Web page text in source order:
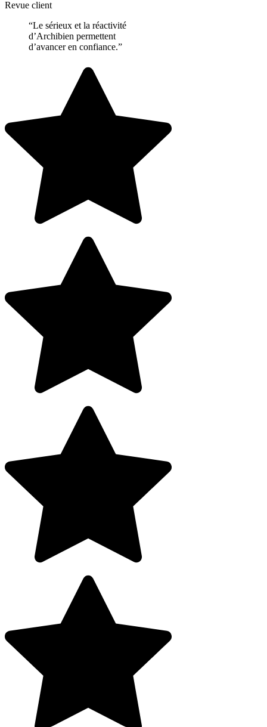
Revue client
“Le sérieux et la réactivité
d’Archibien permettent
d’avancer en confiance.”